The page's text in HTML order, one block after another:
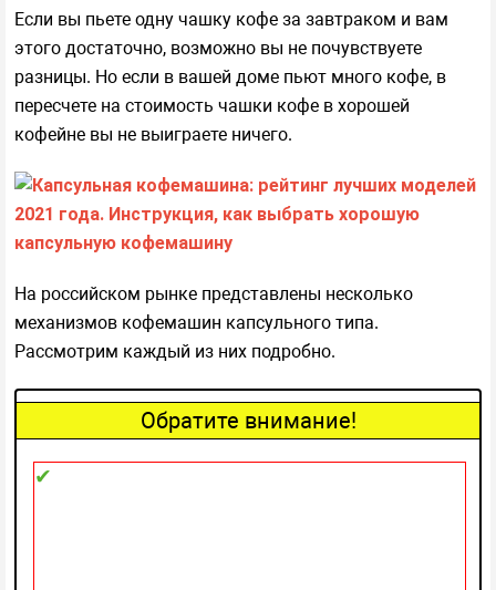
Если вы пьете одну чашку кофе за завтраком и вам
этого достаточно, возможно вы не почувствуете
разницы. Но если в вашей доме пьют много кофе, в
пересчете на стоимость чашки кофе в хорошей
кофейне вы не выиграете ничего.
На российском рынке представлены несколько
механизмов кофемашин капсульного типа.
Рассмотрим каждый из них подробно.
Обратите внимание!